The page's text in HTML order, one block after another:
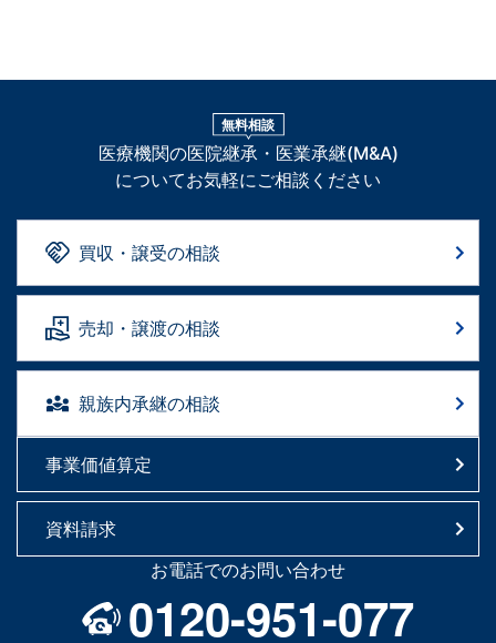
無料相談
医療機関の医院継承・医業承継(M&A)
についてお気軽にご相談ください
買収・譲受の相談
売却・譲渡の相談
親族内承継の相談
事業価値算定
資料請求
お電話でのお問い合わせ
0120-951-077